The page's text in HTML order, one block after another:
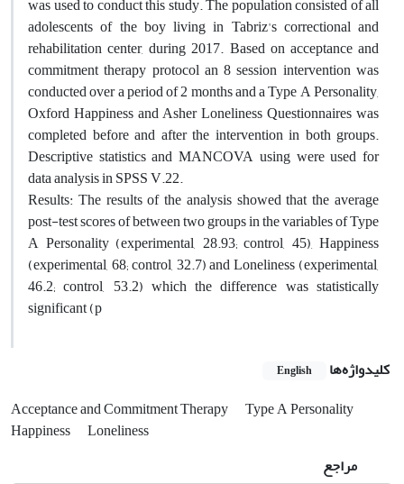
adolescents of the boy living in Tabriz's correctional and
rehabilitation center, during 2017. Based on acceptance and
commitment therapy protocol an 8 session intervention was
conducted over a period of 2 months and a Type A Personality,
Oxford Happiness and Asher Loneliness Questionnaires was
completed before and after the intervention in both groups.
Descriptive statistics and MANCOVA using were used for
data analysis in SPSS V.22.
Results: The results of the analysis showed that the average
post-test scores of between two groups in the variables of Type
A Personality (experimental, 28.93; control, 45), Happiness
(experimental, 68; control, 32.7) and Loneliness (experimental,
46.2; control, 53.2) which the difference was statistically
significant (p
کلیدواژه‌ها English
Acceptance and Commitment Therapy
Type A Personality
Happiness
Loneliness
مراجع